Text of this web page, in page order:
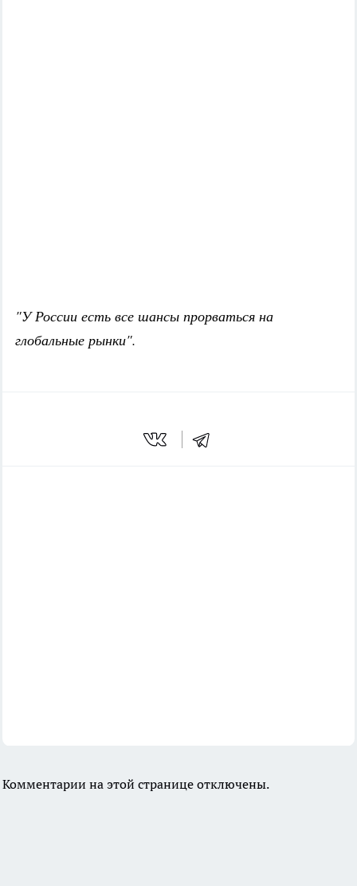
"У России есть все шансы прорваться на
глобальные рынки".
Комментарии на этой странице отключены.